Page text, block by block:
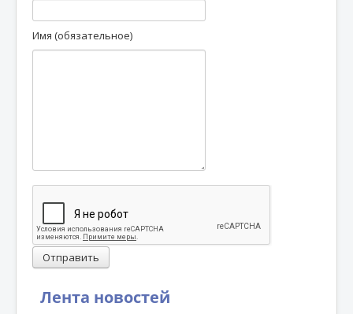
Лента новостей
Имя (обязательное)
Отправить